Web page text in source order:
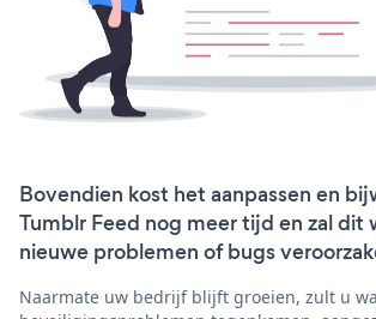
Bovendien kost het aanpassen en
Tumblr Feed nog meer tijd en zal dit
nieuwe problemen of bugs
Naarmate uw bedrijf blijft groeien, zult u